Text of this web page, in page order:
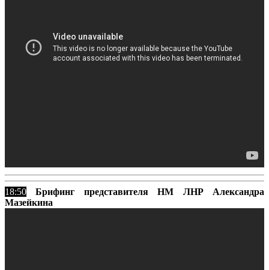
18:50
Брифинг представителя НМ ЛНР Александра
Мазейкина